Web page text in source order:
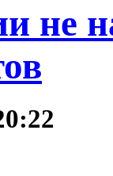
не